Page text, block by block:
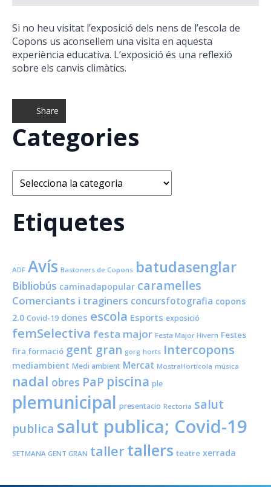
Si no heu visitat l’exposició dels nens de l’escola de
Copons us aconsellem una visita en aquesta
experiència educativa. L’exposició és una reflexió
sobre els canvis climàtics.
Share
Categories
Categories
Etiquetes
ADF Avís Bastoners de Copons batudasenglar
Bibliobús caminadapopular caramelles
Comerciants i traginers concursfotografia copons
2.0 Covid-19 dones escola Esports exposició
femSelectiva festa major Festa Major Hivern Festes
fira formació gent gran gorg horts Intercopons
mediambient Medi ambient Mercat MostraHortícola música
nadal obres PaP piscina ple
plemunicipal presentacio Rectoria salut
publica salut publica; Covid-19
SETMANA GENT GRAN taller tallers teatre xerrada